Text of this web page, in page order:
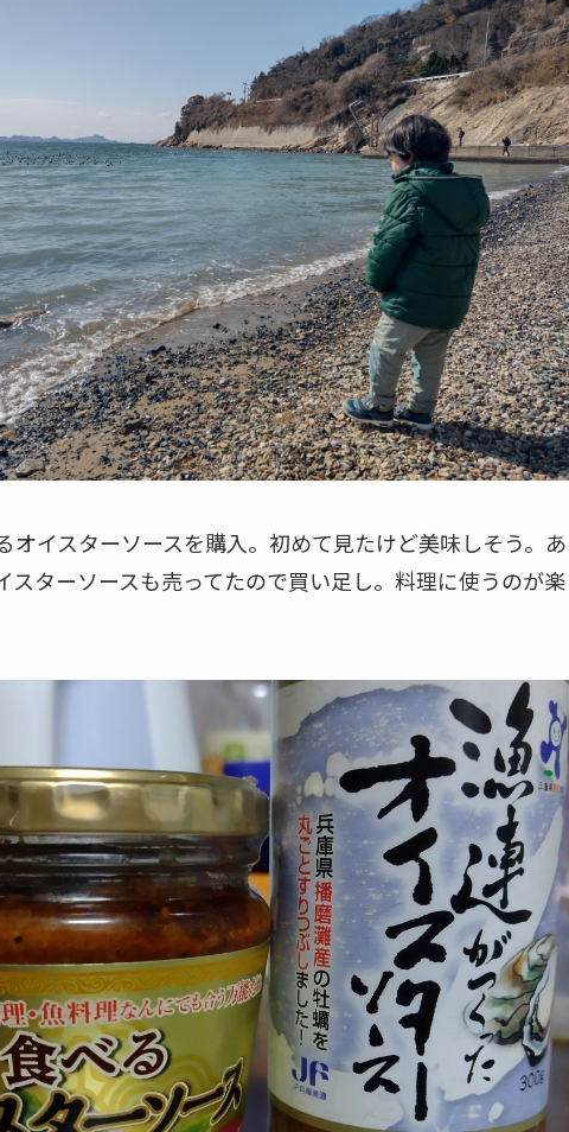
オイスターソースを購入。初めて見たけど美味しそう。あ
スターソースも売ってたので買い足し。料理に使うのが楽